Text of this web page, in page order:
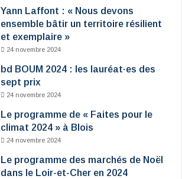
Yann Laffont : « Nous devons
ensemble bâtir un territoire résilient
et exemplaire »
24 novembre 2024
bd BOUM 2024 : les lauréat·es des
sept prix
24 novembre 2024
Le programme de « Faites pour le
climat 2024 » à Blois
24 novembre 2024
Le programme des marchés de Noël
dans le Loir-et-Cher en 2024